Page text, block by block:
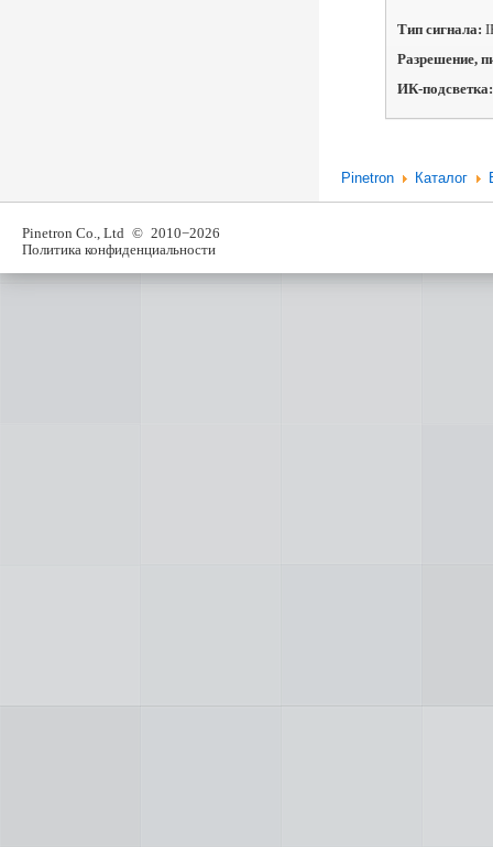
Тип сигнала:
Разрешение,
ИК-
Pinetron Каталог
Pinetron Co., Ltd © 2010−2026
Политика конфиденциальности